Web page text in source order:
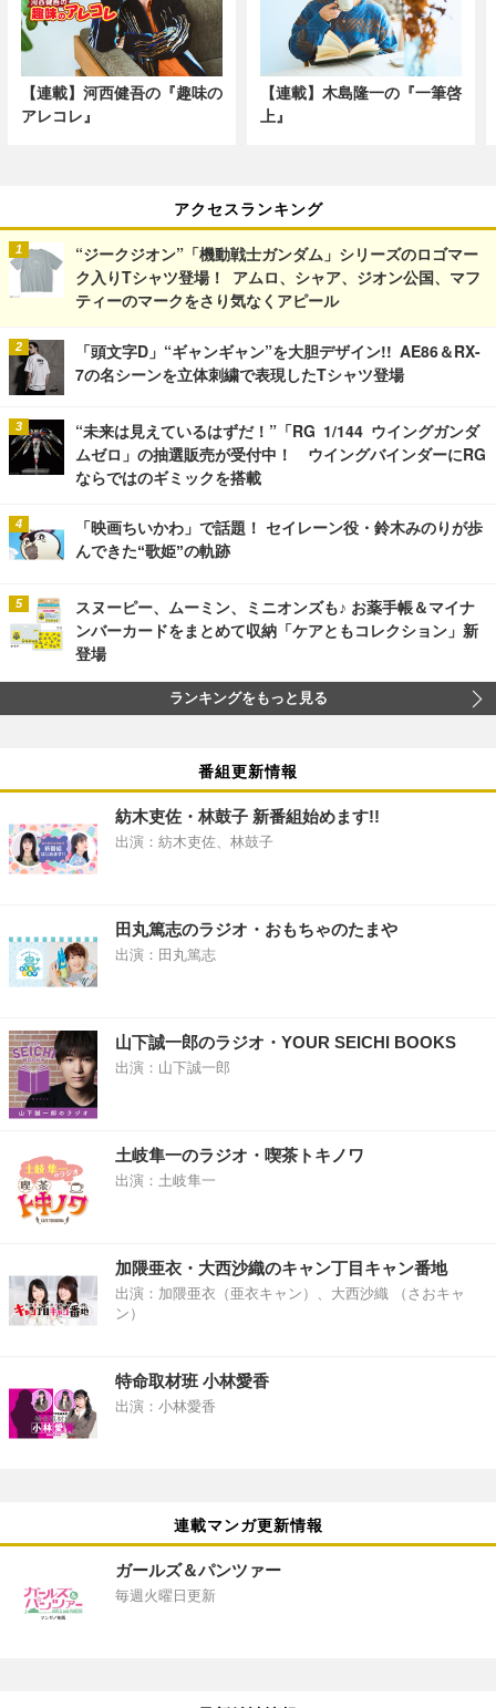
【連載】河西健吾の『趣味の
アレコレ』
【連載】木島隆一の『一筆啓
上』
アクセスランキング
“ジークジオン”「機動戦士ガンダム」シリーズのロゴマー
ク入りTシャツ登場！ アムロ、シャア、ジオン公国、マフ
ティーのマークをさり気なくアピール
「頭文字D」“ギャンギャン”を大胆デザイン!! AE86＆RX-
7の名シーンを立体刺繍で表現したTシャツ登場
“未来は見えているはずだ！”「RG 1/144 ウイングガンダ
ムゼロ」の抽選販売が受付中！ ウイングバインダーにRG
ならではのギミックを搭載
「映画ちいかわ」で話題！ セイレーン役・鈴木みのりが歩
んできた“歌姫”の軌跡
スヌーピー、ムーミン、ミニオンズも♪ お薬手帳＆マイナ
ンバーカードをまとめて収納「ケアともコレクション」新
登場
ランキングをもっと見る
番組更新情報
紡木吏佐・林鼓子 新番組始めます!!
出演：紡木吏佐、林鼓子
田丸篤志のラジオ・おもちゃのたまや
出演：田丸篤志
山下誠一郎のラジオ・YOUR SEICHI BOOKS
出演：山下誠一郎
土岐隼一のラジオ・喫茶トキノワ
出演：土岐隼一
加隈亜衣・大西沙織のキャン丁目キャン番地
出演：加隈亜衣（亜衣キャン）、大西沙織 （さおキャ
ン）
特命取材班 小林愛香
出演：小林愛香
連載マンガ更新情報
ガールズ＆パンツァー
毎週火曜日更新